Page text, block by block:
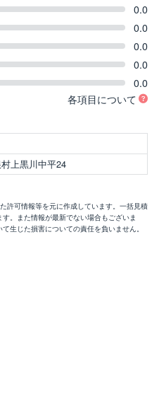
0.0
0.0
0.0
0.0
0.0
各項目について
上黒川中平24
許可情報等を元に作成しています。一括見積
。また情報が最新でない場合もございま
生じた損害についての責任を負いません。